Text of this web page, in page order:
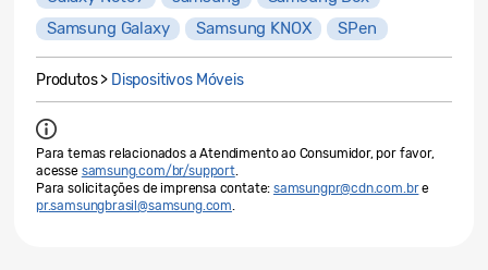
Samsung Galaxy
Samsung KNOX SPen
Produtos > Dispositivos Móveis
Para temas relacionados a Atendimento ao Consumidor, por favor,
acesse samsung.com/br/support.
Para solicitações de imprensa contate: samsungpr@cdn.com.bre
pr.samsungbrasil@samsung.com.